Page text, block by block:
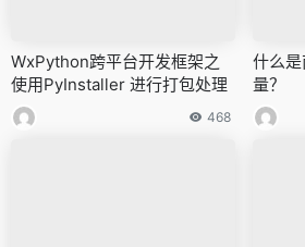
WxPython跨平台开发框架之
使用PyInstaller 进行打包处理
468
什么
量？